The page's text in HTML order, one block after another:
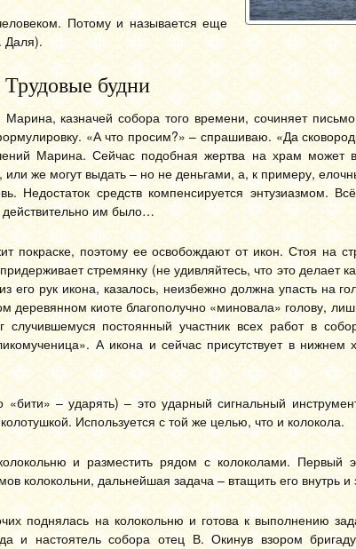
Потому и называется еще
Даля).
Трудовые будни
казначей собора того времени, сочиняет
«А что просим?» – спрашиваю. «Да
Марина. Сейчас подобная жертва на храм может
же могут выдать – но не деньгами, а, к примеру,
Недостаток средств компенсируется энтузиазмом.
действительно им было…
покраске, поэтому ее освобождают от икон. Стоя на
стремянку (не удивляйтесь, что это делает
его рук икона, казалось, неизбежно должна упасть на
киоте благополучно «миновала» голову,
постоянный участник всех работ в
А икона и сейчас присутствует в нижнем
«бити» – ударять) – это ударный сигнальный
Используется с той же целью, что и колокола.
и разместить рядом с колоколами.
колокольни, дальнейшая задача – втащить его внутрь и
поднялась на колокольню и готова к выполнению
и настоятель собора отец В. Окинув взором